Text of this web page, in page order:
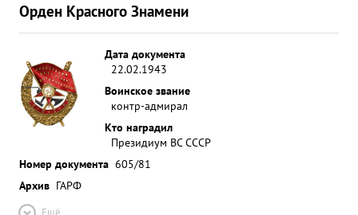
Орден Красного Знамени
Дата документа
22.02.1943
Воинское звание
контр-адмирал
Кто наградил
Президиум ВС СССР
Номер документа 605/81
Архив ГАРФ
Ещё